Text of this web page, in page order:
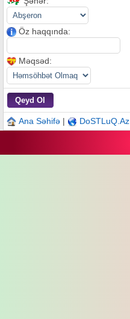
Öz haqqında:
Məqsəd:
Ana Səhifə | DoSTLuQ.Az